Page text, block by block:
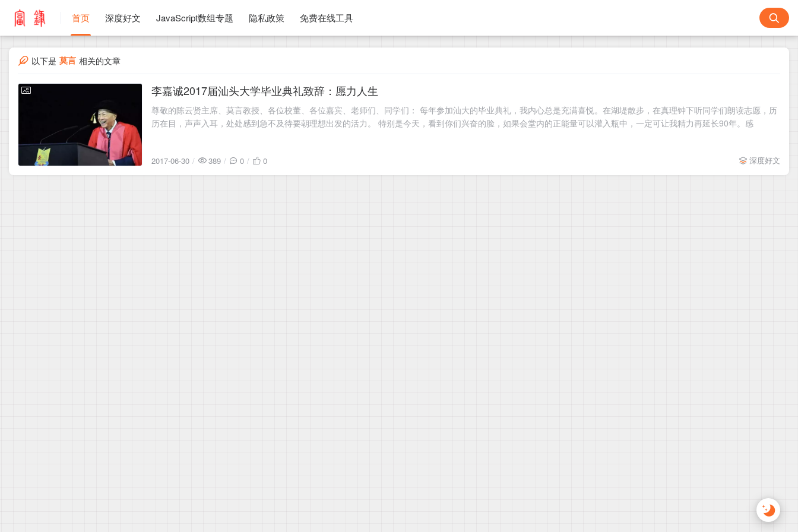
首页 深度好文 JavaScript数组专题 隐私政策 免费在线工具
以下是 莫言 相关的文章
2017-06-30
李嘉诚2017届汕头大学毕业典礼致辞：愿力人生
尊敬的陈云贤主席、莫言教授、各位校董、各位嘉宾、老师们、同学们： 每年参加汕大的毕业典礼，我内心总是充满喜悦。在湖堤散步，在真理钟下听同学们朗读志愿，历
历在目，声声入耳，处处感到急不及待要朝理想出发的活力。 特别是今天，看到你们兴奋的脸，如果会堂内的正能量可以灌入瓶中，一定可让我精力再延长90年。感
2017-06-30 389 0 0 深度好文